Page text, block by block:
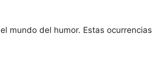
mundo del humor. Estas ocurrencias